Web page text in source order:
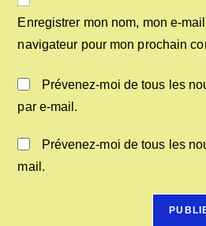
Enregistrer mon nom, mon e-
navigateur pour mon prochain
Prévenez-moi de tous les
par e-mail.
Prévenez-moi de tous les
mail.